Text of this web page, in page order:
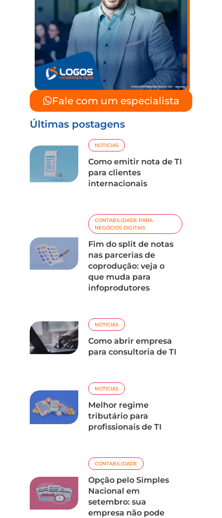
Fale com um especialista
Últimas postagens
NOTICIAS
Como emitir nota de TI
para clientes
internacionais
CONTABILIDADE PARA
NEGÓCIOS DIGITAIS
Fim do split de notas
nas parcerias de
coprodução: veja o
que muda para
infoprodutores
NOTICIAS
Como abrir empresa
para consultoria de TI
NOTICIAS
Melhor regime
tributário para
profissionais de TI
CONTABILIDADE
Opção pelo Simples
Nacional em
setembro: sua
empresa não pode